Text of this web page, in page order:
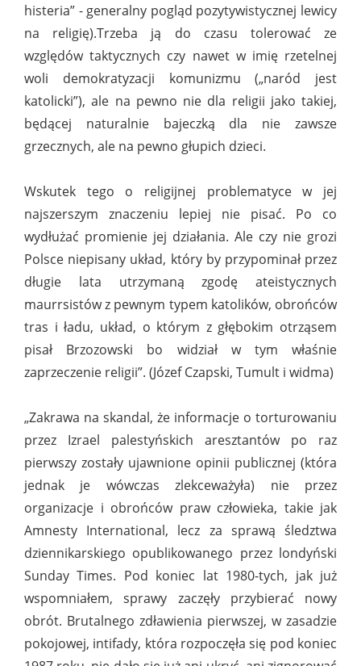
histeria” - generalny pogląd pozytywistycznej lewicy
na religię).Trzeba ją do czasu tolerować ze
względów taktycznych czy nawet w imię rzetelnej
woli demokratyzacji komunizmu („naród jest
katolicki”), ale na pewno nie dla religii jako takiej,
będącej naturalnie bajeczką dla nie zawsze
grzecznych, ale na pewno głupich dzieci.
Wskutek tego o religijnej problematyce w jej
najszerszym znaczeniu lepiej nie pisać. Po co
wydłużać promienie jej działania. Ale czy nie grozi
Polsce niepisany układ, który by przypominał przez
długie lata utrzymaną zgodę ateistycznych
maurrsistów z pewnym typem katolików, obrońców
tras i ładu, układ, o którym z głębokim otrząsem
pisał Brzozowski bo widział w tym właśnie
zaprzeczenie religii”. (Józef Czapski, Tumult i widma)
„Zakrawa na skandal, że informacje o torturowaniu
przez Izrael palestyńskich aresztantów po raz
pierwszy zostały ujawnione opinii publicznej (która
jednak je wówczas zlekceważyła) nie przez
organizacje i obrońców praw człowieka, takie jak
Amnesty International, lecz za sprawą śledztwa
dziennikarskiego opublikowanego przez londyński
Sunday Times. Pod koniec lat 1980-tych, jak już
wspomniałem, sprawy zaczęły przybierać nowy
obrót. Brutalnego zdławienia pierwszej, w zasadzie
pokojowej, intifady, która rozpoczęła się pod koniec